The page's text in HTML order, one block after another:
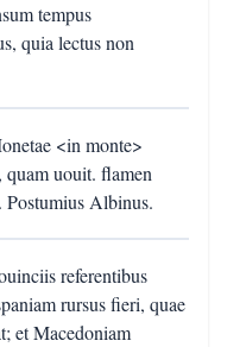
tempus
quia lectus non
<in monte>
uouit. flamen
Postumius Albinus.
referentibus
rursus fieri, quae
et Macedoniam